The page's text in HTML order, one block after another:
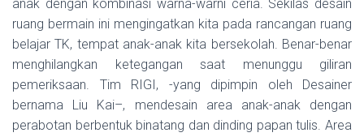
anak dengan kombinasi warna-warni ceria. Sekilas desain
ruang bermain ini mengingatkan kita pada rancangan ruang
belajar TK, tempat anak-anak kita bersekolah. Benar-benar
menghilangkan ketegangan saat menunggu giliran
pemeriksaan. Tim RIGI, -yang dipimpin oleh Desainer
bernama Liu Kai–, mendesain area anak-anak dengan
perabotan berbentuk binatang dan dinding papan tulis. Area